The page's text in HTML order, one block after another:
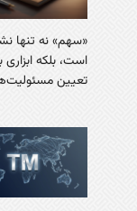
«سهم» نه تنها
است، بلکه
تعیین